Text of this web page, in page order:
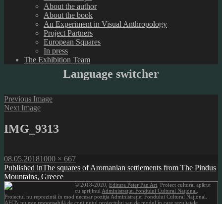
About the author
About the book
An Experiment in Visual Anthropology
Project Partners
European Squares
In press
The Exhibition Team
Language switcher
Previous Image
Next Image
IMG_9313
Posted
on
08.05.2018Full
size
1000 × 667
Post
navigation
Published inThe squares of Aromanian settlements from The Pindus
Mountains, Greece
© 2018-2020,Editura Peter Pan Art . Proiect cultural apărut
cu sprijinul Administrației Fondului Cultural Național
Proiectul nu reprezintă în mod necesar poziţia Administrației Fondului Cultural Național.
AFCN nu este responsabilă de conținutul proiectului sau de modul în care rezultatele